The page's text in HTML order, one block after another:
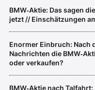
BMW‑Aktie: Das sagen
jetzt // Einschätzungen
Enormer Einbruch: Nach
Nachrichten die
oder verkaufen?
BMW‑Aktie nach